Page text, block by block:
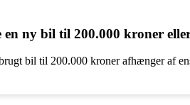
en ny bil til 200.000 kroner
bil til 200.000 kroner afhænger af